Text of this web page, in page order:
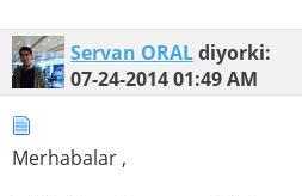
Servan ORALdiyorki:
07-24-201401:49 AM
Merhabalar ,